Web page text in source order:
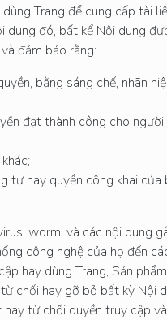
Trang để cung cấp tài
dung đó, bất kể Nội dung
đảm bảo rằng:
bằng sáng chế, nhãn
đạt thành công cho người
tư hay quyền công khai của
worm, và các nội dung
công nghệ của họ đến
hay dùng Trang, Sản
chối hay gỡ bỏ bất kỳ Nội
từ chối quyền truy cập